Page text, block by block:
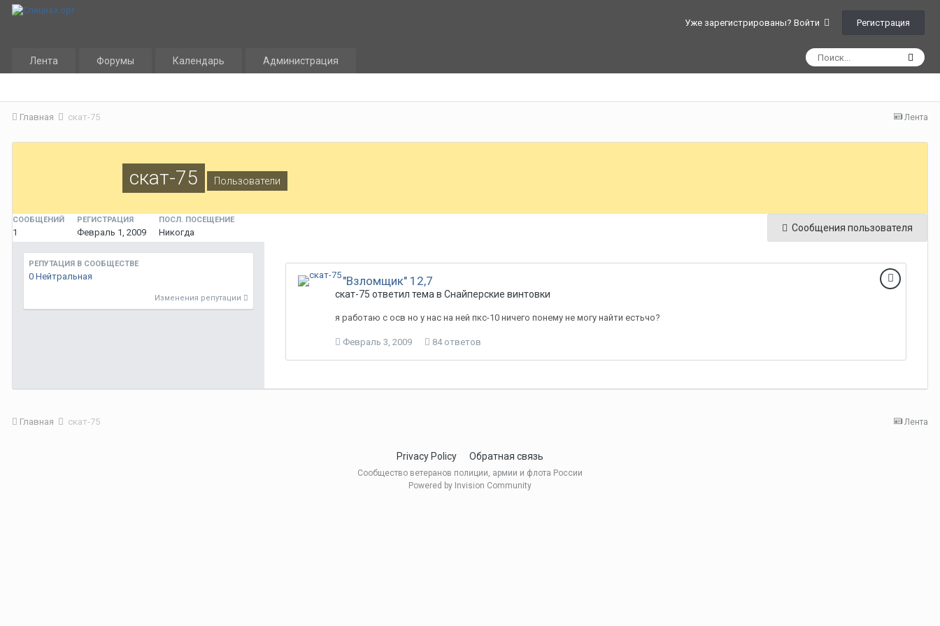
Уже зарегистрированы? Войти Регистрация
Лента Форумы Календарь Администрация
Лента
Главная скат-75
скат-75 Пользователи
Сообщения пользователя
СООБЩЕНИЙ
1
РЕГИСТРАЦИЯ
Февраль 1, 2009
ПОСЛ. ПОСЕЩЕНИЕ
Никогда
РЕПУТАЦИЯ В СООБЩЕСТВЕ
0 Нейтральная
Изменения репутации
"Взломщик" 12,7
скат-75 ответил тема в Снайперские винтовки
я работаю с осв но у нас на ней пкс-10 ничего понему не могу найти естьчо?
Февраль 3, 2009 84 ответов
Лента
Главная скат-75
Privacy Policy Обратная связь
Сообщество ветеранов полиции, армии и флота России
Powered by Invision Community